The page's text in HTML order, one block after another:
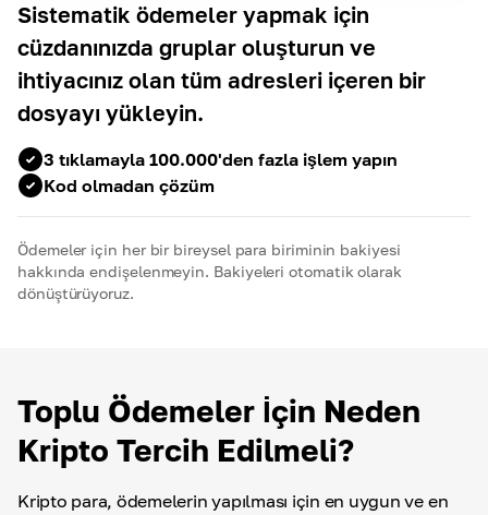
Sistematik ödemeler yapmak için
cüzdanınızda gruplar oluşturun ve
ihtiyacınız olan tüm adresleri içeren bir
dosyayı yükleyin.
3 tıklamayla 100.000'den fazla işlem yapın
Kod olmadan çözüm
Ödemeler için her bir bireysel para biriminin bakiyesi
hakkında endişelenmeyin. Bakiyeleri otomatik olarak
dönüştürüyoruz.
Toplu Ödemeler İçin Neden
Kripto Tercih Edilmeli?
Kripto para, ödemelerin yapılması için en uygun ve en